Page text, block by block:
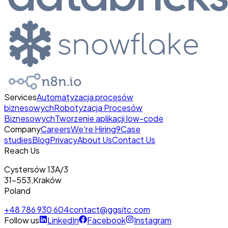
ServicesAutomatyzacja procesów
biznesowychRobotyzacja Procesów
BiznesowychTworzenie aplikacji low-code
CompanyCareersWe're Hiring9Case
studiesBlogPrivacyAbout UsContact Us
Reach Us
Cystersów 13A/3
31-553,Kraków
Poland
+48 786 930 604contact@ggsitc.com
Follow us
LinkedIn Facebook
Instagram